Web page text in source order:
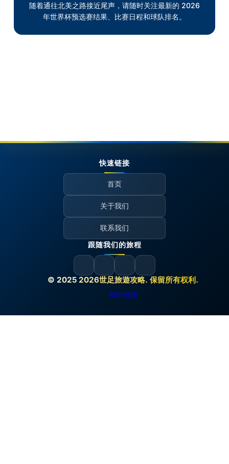
随着通往北美之路接近尾声，请随时关注最新的 2026
年世界杯预选赛结果、比赛日程和球队排名。
© 2025 2026世足旅遊攻略. 保留所有权利.
网站地图
快速链接
首页
关于我们
联系我们
跟随我们的旅程